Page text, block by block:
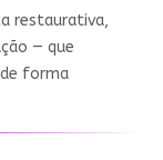
restaurativa,
— que
forma